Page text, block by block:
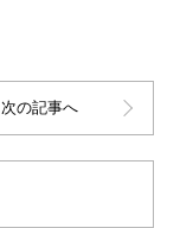
次の記事へ